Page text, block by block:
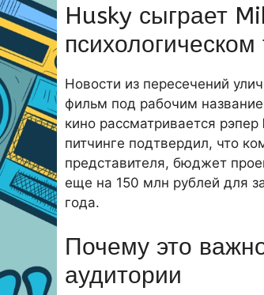
Husky сыграет
Новости из пересечений
фильм под рабочим
кино рассматривается рэпер
питчинге подтвердил, что
представителя, бюджет
еще на 150 млн рублей для
года.
Почему это
аудитории